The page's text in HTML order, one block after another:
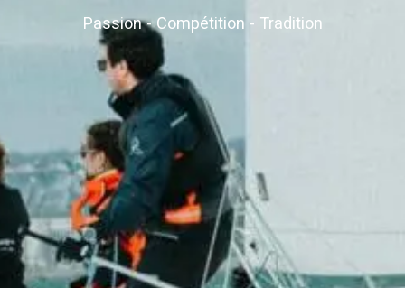
Passion - Compétition - Tradition